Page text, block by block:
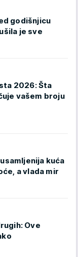
godišnjicu
je sve
2026: Šta
vašem broju
kuća
a vlada mir
Ove